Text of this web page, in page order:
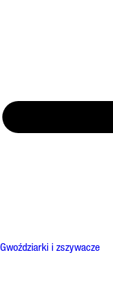
Gwoździarki i zszywacze